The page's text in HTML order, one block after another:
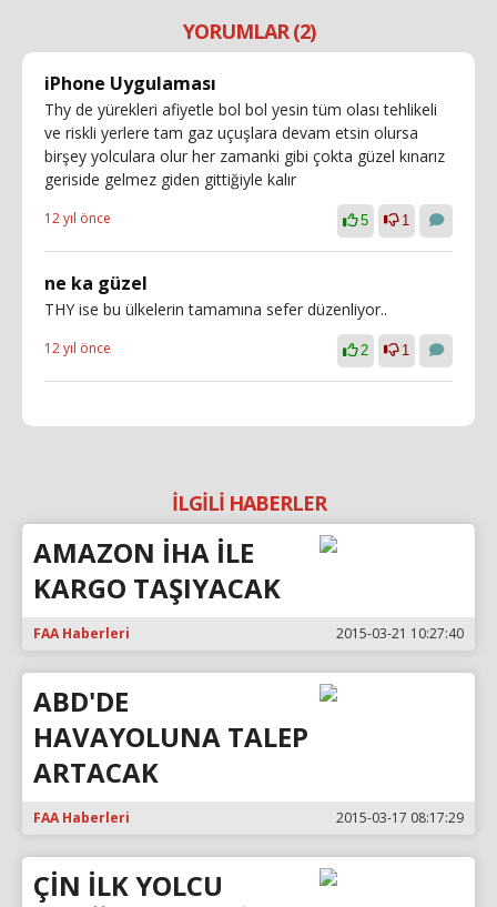
YORUMLAR (2)
iPhone Uygulaması
Thy de yürekleri afiyetle bol bol yesin tüm olası tehlikeli
ve riskli yerlere tam gaz uçuşlara devam etsin olursa
birşey yolculara olur her zamanki gibi çokta güzel kınarız
geriside gelmez giden gittiğiyle kalır
12 yıl önce 5 1
ne ka güzel
THY ise bu ülkelerin tamamına sefer düzenliyor..
12 yıl önce 2 1
İLGİLİ HABERLER
AMAZON İHA İLE
KARGO TAŞIYACAK
FAA Haberleri 2015-03-21 10:27:40
ABD'DE
HAVAYOLUNA TALEP
ARTACAK
FAA Haberleri 2015-03-17 08:17:29
ÇİN İLK YOLCU